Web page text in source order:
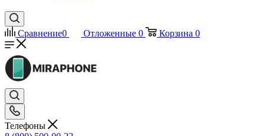
Сравнение0 Отложенные 0 Корзина 0
Телефоны